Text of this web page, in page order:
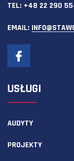
TEL: +48 22 290
EMAIL:
USŁUGI
AUDYTY
PROJEKTY